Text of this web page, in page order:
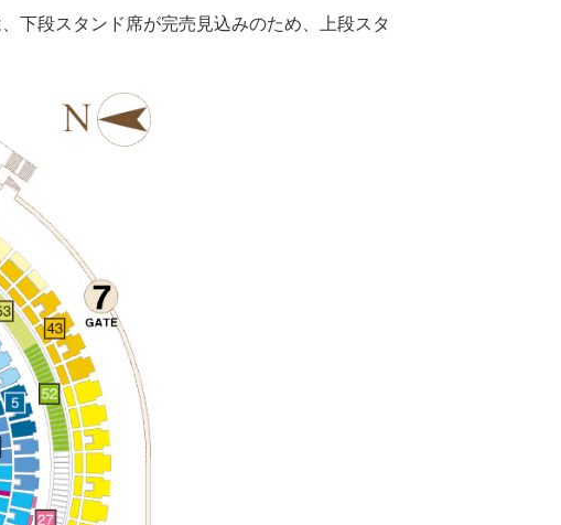
下段スタンド席が完売見込みのため、上段スタ